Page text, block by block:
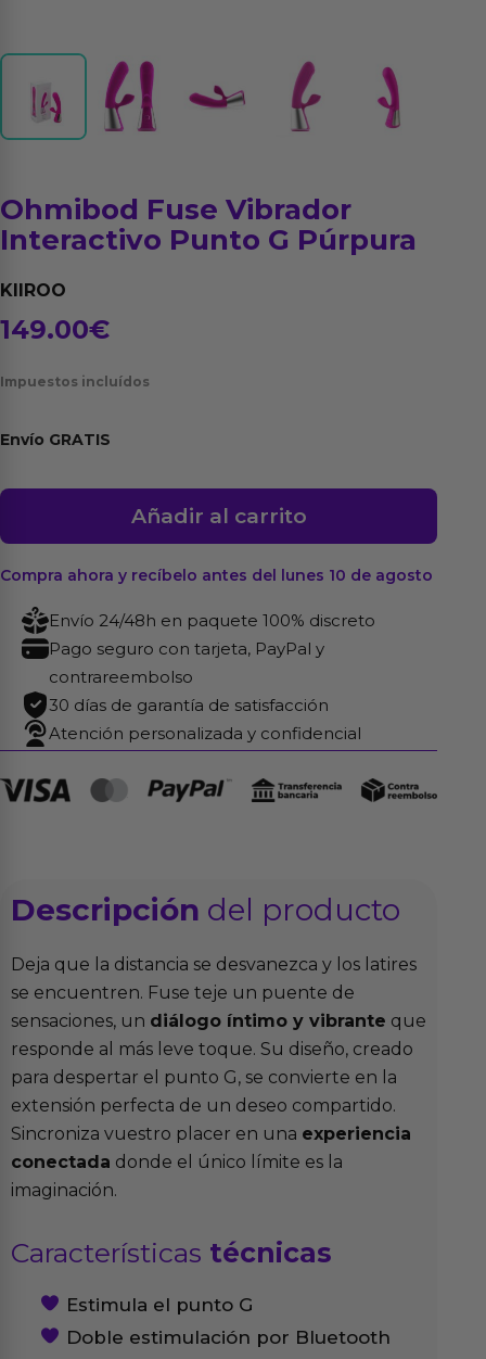
Ohmibod Fuse Vibrador
Interactivo Punto G Púrpura
KIIROO
149.00€
Impuestos incluídos
Envío GRATIS
Ohmibod
Interactivo
Punto
Púrpura
cantidad
Añadir al carrito
Compra ahora y recíbelo antes del lunes 10 de agosto
Envío 24/48h en paquete 100% discreto
Pago seguro con tarjeta, PayPal y
contrareembolso
30 días de garantía de satisfacción
Atención personalizada y confidencial
Descripción del producto
Deja que la distancia se desvanezca y los latires
se encuentren. Fuse teje un puente de
sensaciones, un diálogo íntimo y vibrante que
responde al más leve toque. Su diseño, creado
para despertar el punto G, se convierte en la
extensión perfecta de un deseo compartido.
Sincroniza vuestro placer en una experiencia
conectada donde el único límite es la
imaginación.
Características técnicas
Estimula el punto G
Doble estimulación por Bluetooth